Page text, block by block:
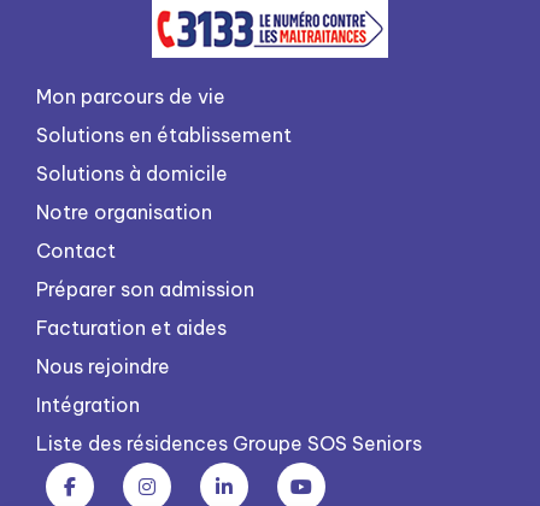
Mon parcours de vie
Solutions en établissement
Solutions à domicile
Notre organisation
Contact
Préparer son admission
Facturation et aides
Nous rejoindre
Intégration
Liste des résidences Groupe SOS Seniors